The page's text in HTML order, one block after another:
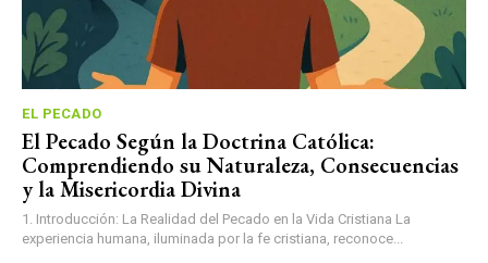
EL PECADO
El Pecado Según la Doctrina Católica:
Comprendiendo su Naturaleza, Consecuencias
y la Misericordia Divina
1. Introducción: La Realidad del Pecado en la Vida Cristiana La
experiencia humana, iluminada por la fe cristiana, reconoce...